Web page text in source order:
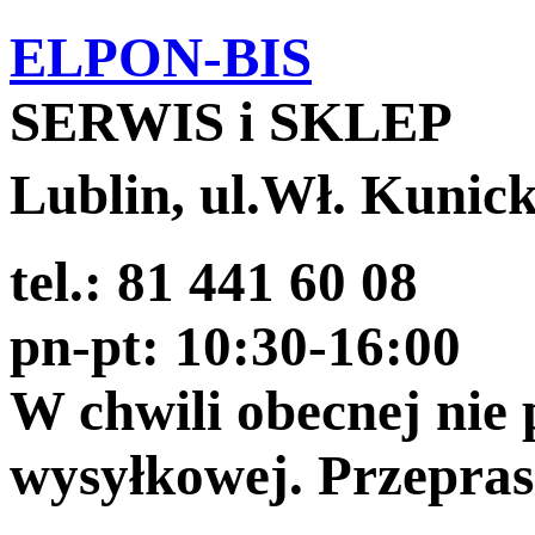
ELPON-BIS
SERWIS i SKLEP
Lublin, ul.Wł.
tel.: 81 441 60 08
pn-pt: 10:30-16:00
W chwili obecnej nie
wysyłkowej.